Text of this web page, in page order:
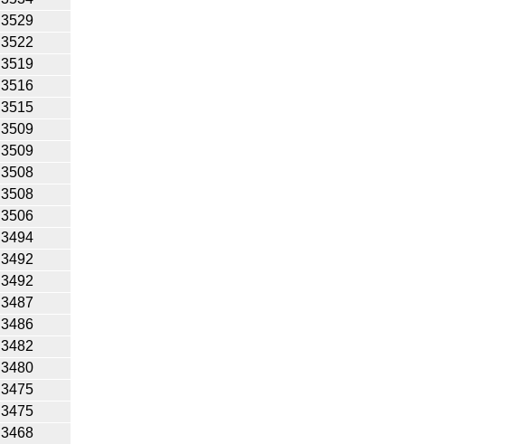
3529
3522
3519
3516
3515
3509
3509
3508
3508
3506
3494
3492
3492
3487
3486
3482
3480
3475
3475
3468